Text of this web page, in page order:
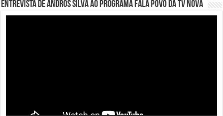
Entrevista de Andros Silva ao programa Fala Povo da TV Nova